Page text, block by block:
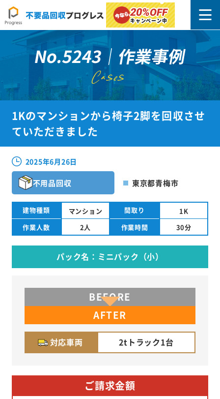
20%OFF
キャンペーン中
No.5243｜作業事例
Cases
1Kのマンションから椅子2脚を回収させ
ていただきました
2025年6月26日
不用品回収 東京都青梅市
建物種類 マンション 間取り
1K
作業人数
2人 作業時間 30分
パック名：ミニパック（小）
BEFORE
AFTER
対応車両 2tトラック1台
ご請求金額